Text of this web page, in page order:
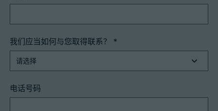
我们应当如何与您取得联系？ *
电话号码